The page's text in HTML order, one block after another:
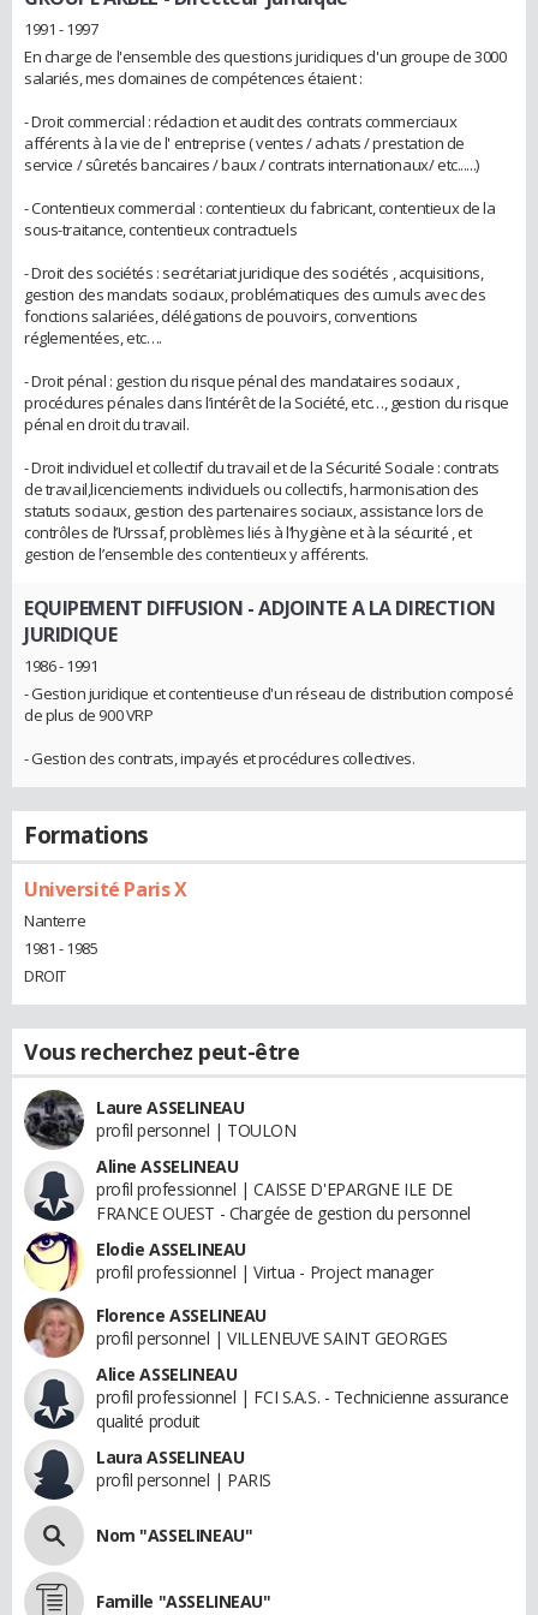
1991 - 1997
En charge de l'ensemble des questions juridiques d'un groupe de 3000
salariés, mes domaines de compétences étaient :
- Droit commercial : rédaction et audit des contrats commerciaux
afférents à la vie de l' entreprise ( ventes / achats / prestation de
service / sûretés bancaires / baux / contrats internationaux/ etc......)
- Contentieux commercial : contentieux du fabricant, contentieux de la
sous-traitance, contentieux contractuels
- Droit des sociétés : secrétariat juridique des sociétés , acquisitions,
gestion des mandats sociaux, problématiques des cumuls avec des
fonctions salariées, délégations de pouvoirs, conventions
réglementées, etc….
- Droit pénal : gestion du risque pénal des mandataires sociaux ,
procédures pénales dans l’intérêt de la Société, etc…, gestion du risque
pénal en droit du travail.
- Droit individuel et collectif du travail et de la Sécurité Sociale : contrats
de travail,licenciements individuels ou collectifs, harmonisation des
statuts sociaux, gestion des partenaires sociaux, assistance lors de
contrôles de l’Urssaf, problèmes liés à l’hygiène et à la sécurité , et
gestion de l’ensemble des contentieux y afférents.
EQUIPEMENT DIFFUSION - ADJOINTE A LA DIRECTION
JURIDIQUE
1986 - 1991
- Gestion juridique et contentieuse d'un réseau de distribution composé
de plus de 900 VRP
- Gestion des contrats, impayés et procédures collectives.
Formations
Université Paris X
Nanterre
1981 - 1985
DROIT
Vous recherchez peut-être
Laure ASSELINEAU
profil personnel | TOULON
Aline ASSELINEAU
profil professionnel | CAISSE D'EPARGNE ILE DE
FRANCE OUEST - Chargée de gestion du personnel
Elodie ASSELINEAU
profil professionnel | Virtua - Project manager
Florence ASSELINEAU
profil personnel | VILLENEUVE SAINT GEORGES
Alice ASSELINEAU
profil professionnel | FCI S.A.S. - Technicienne assurance
qualité produit
Laura ASSELINEAU
profil personnel | PARIS
Nom "ASSELINEAU"
Famille "ASSELINEAU"